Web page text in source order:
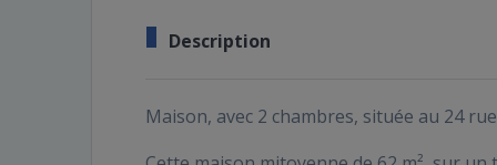
Description
Maison, avec 2 chambres, située au 24